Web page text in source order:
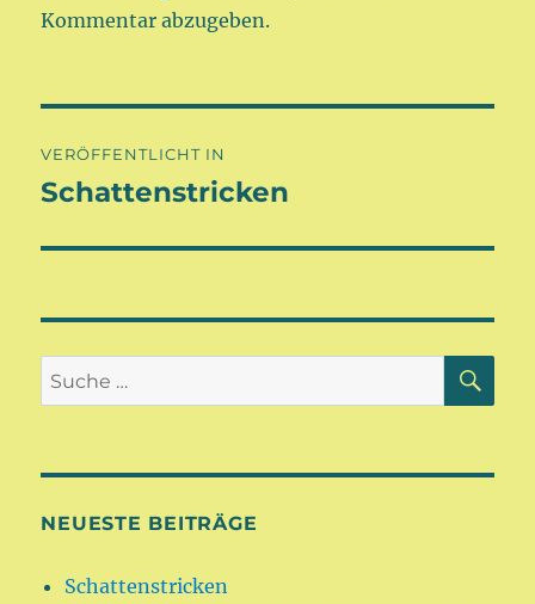
Kommentar abzugeben.
VERÖFFENTLICHT IN
Schattenstricken
Suche
nach:
NEUESTE BEITRÄGE
Schattenstricken